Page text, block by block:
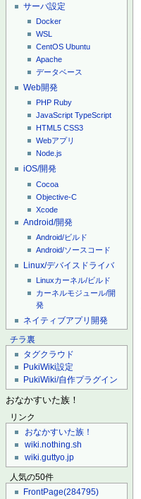
サーバ設定
Docker
WSL
CentOS Ubuntu
Apache
データベース
Web開発
PHP Ruby
JavaScript TypeScript
HTML5 CSS3
Webアプリ
Node.js
iOS/開発
Cocoa
Objective-C
Xcode
Android/開発
Android/ビルド
Android/ソースコード
Linux/デバイスドライバ
Linuxカーネル/ビルド
カーネルモジュール/開
発
ネイティブアプリ開発
チラ裏
タグクラウド
PukiWiki設定
PukiWiki/自作プラグイン
おなかすいた族！
リンク
おなかすいた族！
wiki.nothing.sh
wiki.guttyo.jp
人気の50件
FrontPage(284795)